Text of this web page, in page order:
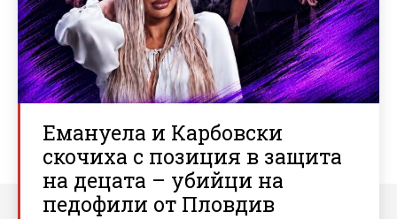
Емануела и Карбовски
скочиха с позиция в защита
на децата – убийци на
педофили от Пловдив